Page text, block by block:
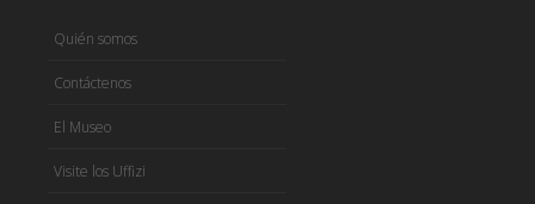
Quién somos
Contáctenos
El Museo
Visite los Uffizi